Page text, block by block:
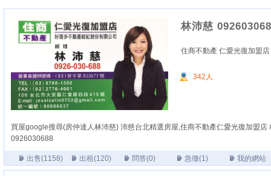
林沛慈
住商不動產 仁愛光復加盟店
342人
買屋google搜尋(房仲達人林沛慈) 沛慈台北精選房屋,住商不動產仁愛光復加盟店
0926030688
出售(1158) 出租(120) 問答(0) 急徵(1) 我的網站